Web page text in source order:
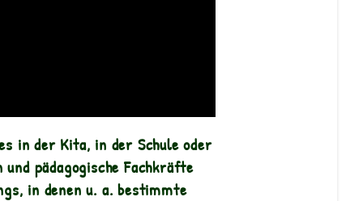
in der Kita, in der Schule oder
pädagogische Fachkräfte
in denen u. a. bestimmte